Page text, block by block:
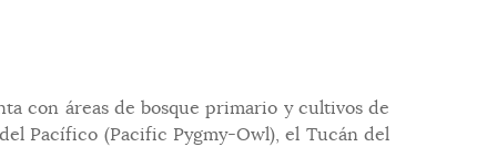
con áreas de bosque primario y cultivos de
Pacífico (Pacific Pygmy-Owl), el Tucán del